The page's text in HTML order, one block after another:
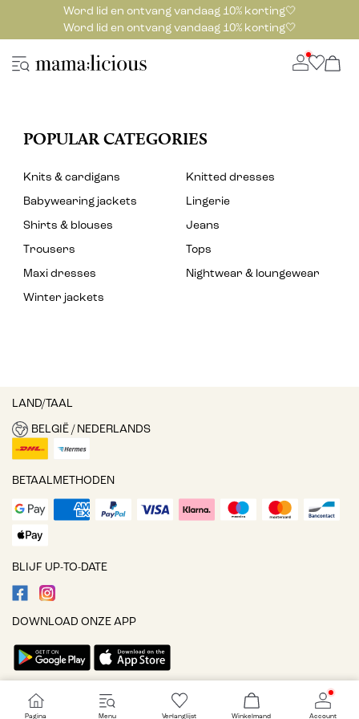
Word lid en ontvang vandaag 10% korting🤍
Word lid en ontvang vandaag 10% korting🤍
POPULAR CATEGORIES
Knits & cardigans
Knitted dresses
Babywearing jackets
Lingerie
Shirts & blouses
Jeans
Trousers
Tops
Maxi dresses
Nightwear & loungewear
Winter jackets
LAND/TAAL
BELGIË / NEDERLANDS
BETAALMETHODEN
BLIJF UP-TO-DATE
DOWNLOAD ONZE APP
Cookie-instellingen
Pagina Menu Verlanglijst Winkelmand Account